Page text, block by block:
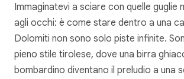
Immaginatevi a sciare con quelle guglie
agli occhi: è come stare dentro a una
Dolomiti non sono solo piste infinite.
pieno stile tirolese, dove una birra
bombardino diventano il preludio a una